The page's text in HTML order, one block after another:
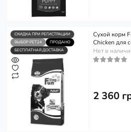
СКИДКА ПРИ РЕГИСТРАЦИИ
ВЫБОР PET24
ПРОДАНО
БЕСПЛАТНАЯ ДОСТАВКА
Сухой корм
Chicken для
Нет в
2 360